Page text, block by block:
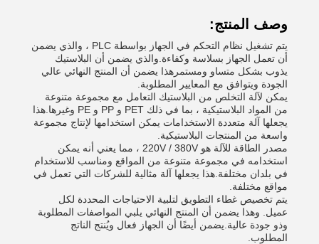
وصف المنتج:
يتم تشغيل نظام التحكم في الجهاز بواسطة PLC ، والذي يضمن
أن تعمل الجهاز بسلاسة وكفاءة.والذي يضمن أن البلاستيك
يذوب بشكل متساو ومستمرهذا يضمن أن المنتج النهائي عالي
الجودة ويتوافق مع المعايير المطلوبة.
يمكن لآلة التخلص من البلاستيك التعامل مع مجموعة متنوعة
من المواد البلاستيكية ، بما في ذلك PET و PP و PE وغيرها.هذا
يجعلها آلة متعددة الاستخدامات يمكن استخدامها لإنتاج مجموعة
واسعة من المنتجات البلاستيكية.
مصدر الطاقة للآلة هو 220V / 380V ، مما يعني أنه يمكن
استخدامه في مجموعة متنوعة من المواقع ومناسب للاستخدام
في بلدان مختلفة.هذا يجعلها آلة مثالية للشركات التي تعمل في
مواقع مختلفة.
يتم تخصيص غطاء التطويق لتلبية الاحتياجات المحددة لكل
عميل. وهذا يضمن أن المنتج النهائي يلبي المواصفات المطلوبة
وذو جودة عالية.يضمن أيضًا أن الجهاز فعال ويُنتج الناتج
المطلوب.